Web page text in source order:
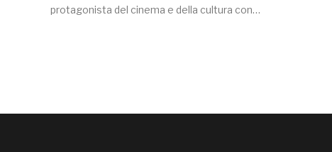
protagonista del cinema e della cultura con…